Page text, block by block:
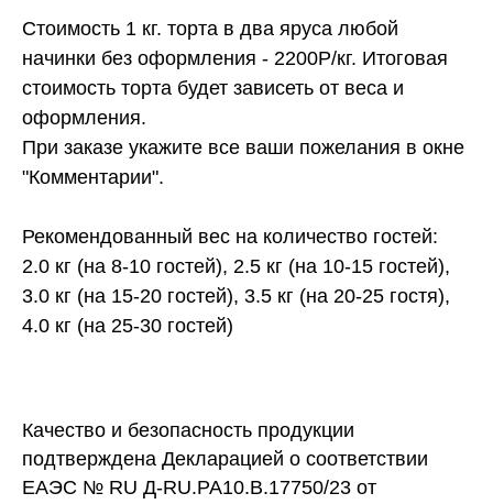
Стоимость 1 кг. торта в два яруса любой
начинки без оформления - 2200Р/кг. Итоговая
стоимость торта будет зависеть от веса и
оформления.
При заказе укажите все ваши пожелания в окне
"Комментарии".
Рекомендованный вес на количество гостей:
2.0 кг (на 8-10 гостей), 2.5 кг (на 10-15 гостей),
3.0 кг (на 15-20 гостей), 3.5 кг (на 20-25 гостя),
4.0 кг (на 25-30 гостей)
Качество и безопасность продукции
подтверждена Декларацией о соответствии
ЕАЭС № RU Д-RU.PA10.B.17750/23 от